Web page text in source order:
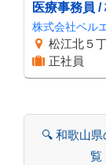
医療事務員
株式会社ベル
松江北５
正社員
🔍 和歌山
覧